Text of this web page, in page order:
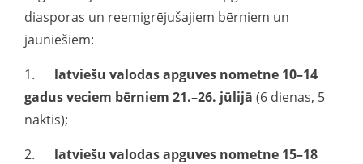
diasporas un reemigrējušajiem bērniem un
jauniešiem:
1. latviešu valodas apguves nometne 10–14
gadus veciem bērniem 21.–26. jūlijā (6 dienas, 5
naktis);
2. latviešu valodas apguves nometne 15–18